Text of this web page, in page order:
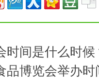
时间是什么时候
品博览会举办